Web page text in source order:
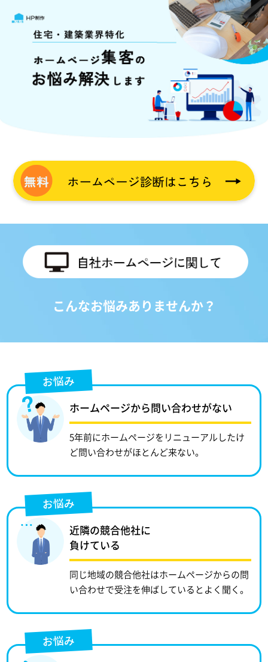
こんなお悩みありませんか？
お悩み
ホームページから問い合わせがない
5年前にホームページをリニューアルしたけ
ど問い合わせがほとんど来ない。
お悩み
近隣の競合他社に
負けている
同じ地域の競合他社はホームページからの問
い合わせで受注を伸ばしているとよく聞く。
お悩み